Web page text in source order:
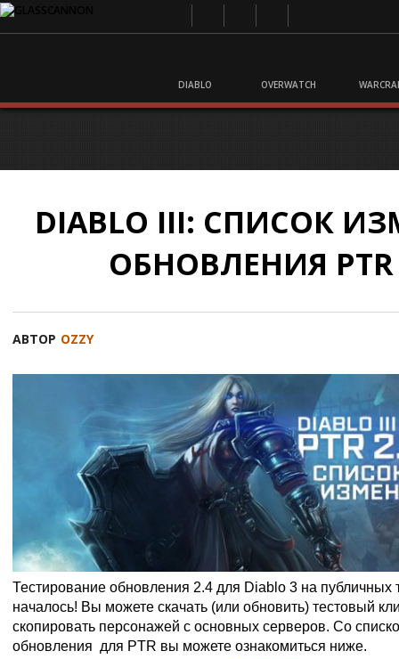
DIABLO OVERWATCH
DIABLO III: СПИСОК
ОБНОВЛЕНИЯ PTR
АВТОР OZZY
Тестирование обновления 2.4 для Diablo 3 на публичных
началось! Вы можете скачать (или обновить) тестовый
скопировать персонажей с основных серверов. Со
обновления для PTR вы можете ознакомиться ниже.